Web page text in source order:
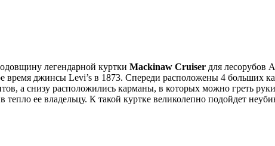
легендарной куртки Mackinaw Cruiser для лесорубов
время джинсы Levi’s в 1873. Спереди расположены 4 больших
а снизу расположились карманы, в которых можно греть
ее владельцу. К такой куртке великолепно подойдет